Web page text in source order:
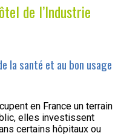
de l’Industrie
la santé et au bon usage
en France un terrain
elles investissent
certains hôpitaux ou